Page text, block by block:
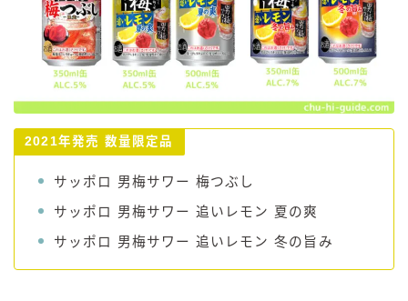
2021年発売 数量限定品
サッポロ 男梅サワー 梅つぶし
サッポロ 男梅サワー 追いレモン 夏の爽
サッポロ 男梅サワー 追いレモン 冬の旨み